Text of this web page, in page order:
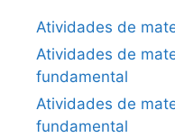
Atividades de
Atividades de
fundamental
Atividades de
fundamental